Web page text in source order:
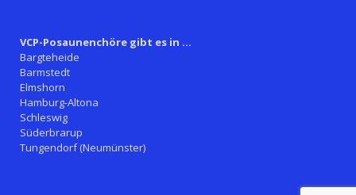
VCP-Posaunenchöre gibt es in ...
Bargteheide
Barmstedt
Elmshorn
Hamburg-Altona
Schleswig
Süderbrarup
Tungendorf (Neumünster)